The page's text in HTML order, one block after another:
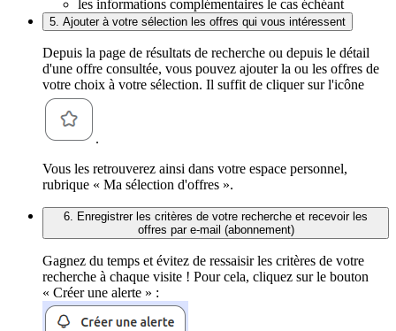
les informations complémentaires le cas échéant
5. Ajouter à votre sélection les offres qui vous intéressent
Depuis la page de résultats de recherche ou depuis le détail
d'une offre consultée, vous pouvez ajouter la ou les offres de
votre choix à votre sélection. Il suffit de cliquer sur l'icône
.
Vous les retrouverez ainsi dans votre espace personnel,
rubrique « Ma sélection d'offres ».
6. Enregistrer les critères de votre recherche et recevoir les
offres par e-mail (abonnement)
Gagnez du temps et évitez de ressaisir les critères de votre
recherche à chaque visite ! Pour cela, cliquez sur le bouton
« Créer une alerte » :